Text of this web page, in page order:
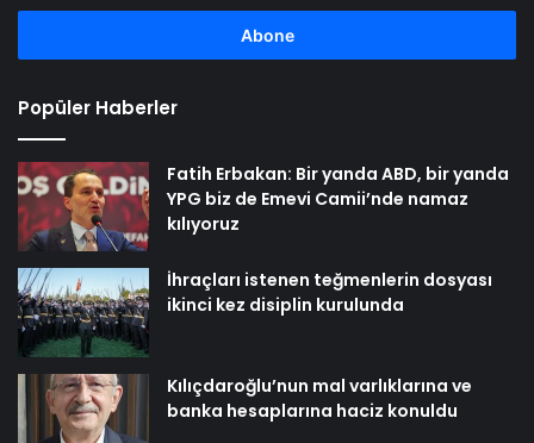
adresinizi
Popüler Haberler
Fatih Erbakan: Bir yanda ABD, bir yanda
YPG biz de Emevi Camii’nde namaz
kılıyoruz
İhraçları istenen teğmenlerin dosyası
ikinci kez disiplin kurulunda
Kılıçdaroğlu’nun mal varlıklarına ve
banka hesaplarına haciz konuldu